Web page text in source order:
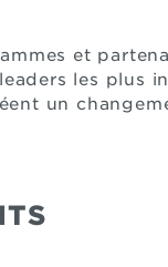
et
les plus
un